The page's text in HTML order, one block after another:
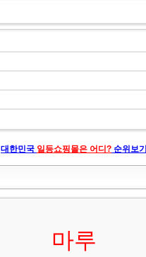
대한민국 일등쇼핑몰은 어디? 순위보기
마루